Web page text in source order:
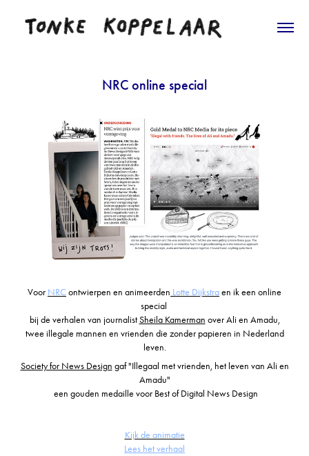
NRC online special
Voor NRContwierpen en animeerden Lotte Dijkstraen ik een online
special
bij de verhalen van journalistSheila Kamerman over Ali en Amadu,
twee illegale mannen en vrienden die zonder papieren in Nederland
leven.
Society for News Design gaf"Illegaal met vrienden, het leven van Ali en
Amadu"
een gouden medaille voor Best of Digital News Design
Kijk de animatie
Lees het verhaal